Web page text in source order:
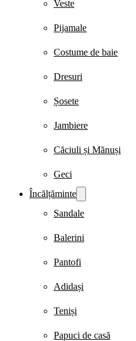
Veste
Pijamale
Costume de baie
Dresuri
Șosete
Jambiere
Căciuli și Mănuși
Geci
Încălțăminte
Sandale
Balerini
Pantofi
Adidași
Teniși
Papuci de casă